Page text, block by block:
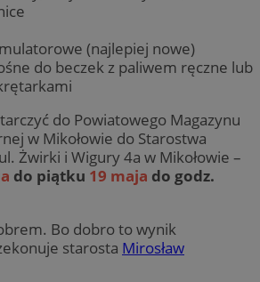
(najlepiej nowe)
do beczek z paliwem ręczne lub
do Powiatowego Magazynu
w Mikołowie do Starostwa
Żwirki i Wigury 4a w Mikołowie –
do piątku 19 maja do godz.
Bo dobro to wynik
starosta Mirosław